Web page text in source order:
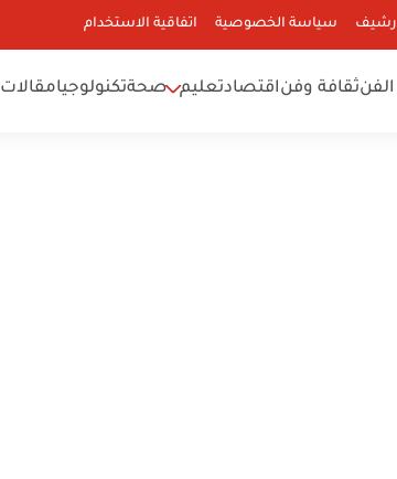
سياسة الخصوصية اتفاقية الاستخدام
الفنثقافة وفناقتصادتعليم صحةتكنولوجيامقالات